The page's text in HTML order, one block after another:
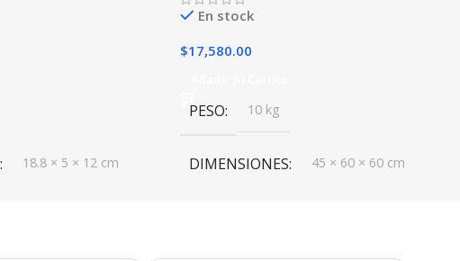
18.8 × 5 × 12 cm
En stock
$17,580.00
PESO 10 kg
DIMENSIONES 45 × 60 × 60 cm